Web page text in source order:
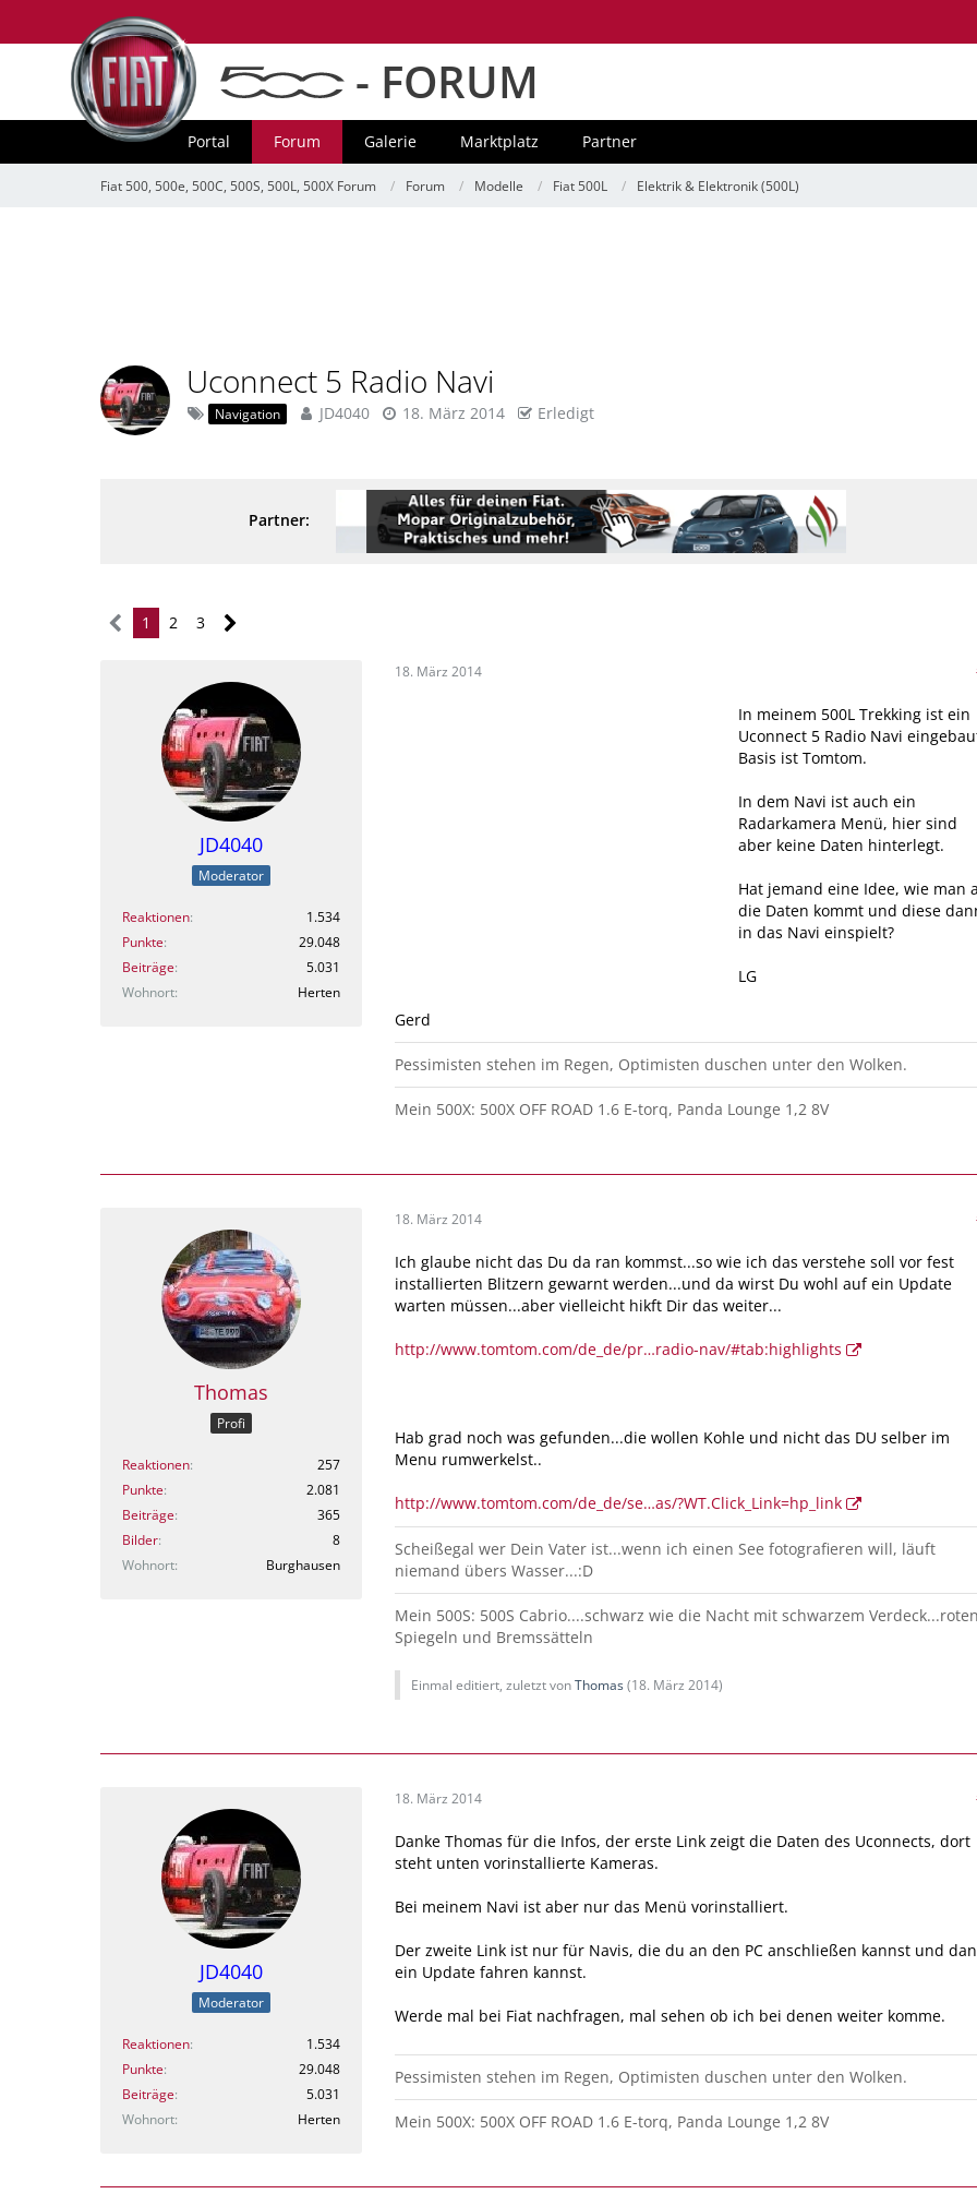
- FORUM
Portal Forum Galerie Marktplatz Partner
Fiat 500, 500e, 500C, 500S, 500L, 500X Forum Forum Modelle Fiat 500L Elektrik & Elektronik (500L)
Uconnect 5 Radio Navi
Navigation JD4040 18. März 2014 Erledigt
Partner:
1 2 3
JD4040
Moderator
Reaktionen
1.534
Punkte
29.048
Beiträge
5.031
Wohnort
Herten
18. März 2014
In meinem 500L Trekking ist ein
Uconnect 5 Radio Navi
Basis ist Tomtom.
In dem Navi ist auch ein
Radarkamera Menü, hier sind
aber keine Daten hinterlegt.
Hat jemand eine Idee, wie man
die Daten kommt und diese
in das Navi einspielt?
LG
Gerd
Pessimisten stehen im Regen, Optimisten duschen unter den Wolken.
Mein 500X: 500X OFF ROAD 1.6 E-torq, Panda Lounge 1,2 8V
Thomas
Profi
Reaktionen
257
Punkte
2.081
Beiträge
365
Bilder
8
Wohnort
Burghausen
18. März 2014
Ich glaube nicht das Du da ran kommst...so wie ich das verstehe soll vor fest
installierten Blitzern gewarnt werden...und da wirst Du wohl auf ein Update
warten müssen...aber vielleicht hikft Dir das weiter...
http://www.tomtom.com/de_de/pr…radio-nav/#tab:highlights
Hab grad noch was gefunden...die wollen Kohle und nicht das DU selber im
Menu rumwerkelst..
http://www.tomtom.com/de_de/se…as/?WT.Click_Link=hp_link
Scheißegal wer Dein Vater ist...wenn ich einen See fotografieren will, läuft
niemand übers Wasser...:D
Mein 500S: 500S Cabrio....schwarz wie die Nacht mit schwarzem
Spiegeln und Bremssätteln
Einmal editiert, zuletzt vonThomas(18. März 2014)
JD4040
Moderator
Reaktionen
1.534
Punkte
29.048
Beiträge
5.031
Wohnort
Herten
18. März 2014
Danke Thomas für die Infos, der erste Link zeigt die Daten des Uconnects, dort
steht unten vorinstallierte Kameras.
Bei meinem Navi ist aber nur das Menü vorinstalliert.
Der zweite Link ist nur für Navis, die du an den PC anschließen kannst und
ein Update fahren kannst.
Werde mal bei Fiat nachfragen, mal sehen ob ich bei denen weiter komme.
Pessimisten stehen im Regen, Optimisten duschen unter den Wolken.
Mein 500X: 500X OFF ROAD 1.6 E-torq, Panda Lounge 1,2 8V